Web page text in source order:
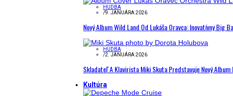
HUDBA
/9. JANUÁRA 2026
Nový Album Wild Land Od Lukáša Oravca: Inovatívny Big
HUDBA
/2. JANUÁRA 2026
Skladateľ A Klavirista Miki Skuta Predstavuje Nový
Kultúra